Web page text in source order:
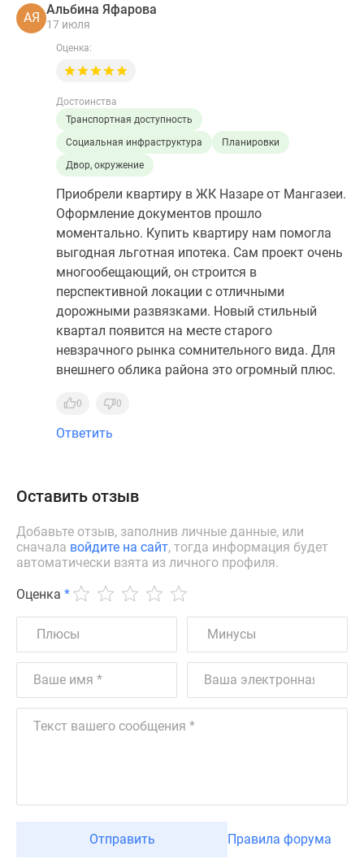
АЯ
Альбина Яфарова
17 июля
Оценка:
Достоинства
Транспортная доступность
Социальная инфраструктура
Планировки
Двор, окружение
Приобрели квартиру в ЖК Назаре от Мангазеи.
Оформление документов прошло
моментально. Купить квартиру нам помогла
выгодная льготная ипотека. Сам проект очень
многообещающий, он строится в
перспективной локации с отличными
дорожными развязками. Новый стильный
квартал появится на месте старого
невзрачного рынка сомнительного вида. Для
внешнего облика района это огромный плюс.
0 0
Ответить
Оставить отзыв
Добавьте отзыв, заполнив личные данные, или
сначала войдите на сайт, тогда информация будет
автоматически взята из личного профиля.
Оценка *
Отправить Правила форума